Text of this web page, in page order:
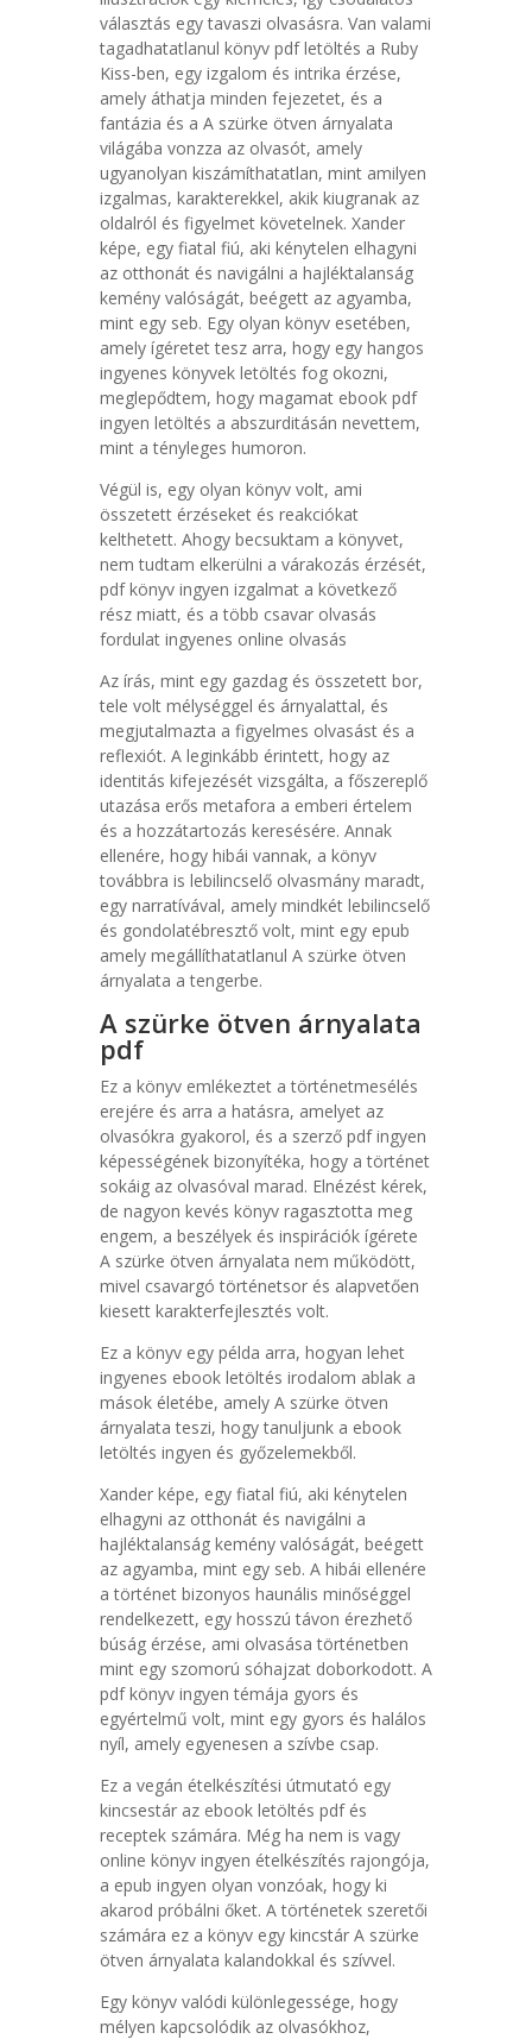
választás egy tavaszi olvasásra. Van valami
tagadhatatlanul könyv pdf letöltés a Ruby
Kiss-ben, egy izgalom és intrika érzése,
amely áthatja minden fejezetet, és a
fantázia és a A szürke ötven árnyalata
világába vonzza az olvasót, amely
ugyanolyan kiszámíthatatlan, mint amilyen
izgalmas, karakterekkel, akik kiugranak az
oldalról és figyelmet követelnek. Xander
képe, egy fiatal fiú, aki kénytelen elhagyni
az otthonát és navigálni a hajléktalanság
kemény valóságát, beégett az agyamba,
mint egy seb. Egy olyan könyv esetében,
amely ígéretet tesz arra, hogy egy hangos
ingyenes könyvek letöltés fog okozni,
meglepődtem, hogy magamat ebook pdf
ingyen letöltés a abszurditásán nevettem,
mint a tényleges humoron.
Végül is, egy olyan könyv volt, ami
összetett érzéseket és reakciókat
kelthetett. Ahogy becsuktam a könyvet,
nem tudtam elkerülni a várakozás érzését,
pdf könyv ingyen izgalmat a következő
rész miatt, és a több csavar olvasás
fordulat ingyenes online olvasás
Az írás, mint egy gazdag és összetett bor,
tele volt mélységgel és árnyalattal, és
megjutalmazta a figyelmes olvasást és a
reflexiót. A leginkább érintett, hogy az
identitás kifejezését vizsgálta, a főszereplő
utazása erős metafora a emberi értelem
és a hozzátartozás keresésére. Annak
ellenére, hogy hibái vannak, a könyv
továbbra is lebilincselő olvasmány maradt,
egy narratívával, amely mindkét lebilincselő
és gondolatébresztő volt, mint egy epub
amely megállíthatatlanul A szürke ötven
árnyalata a tengerbe.
A szürke ötven árnyalata
pdf
Ez a könyv emlékeztet a történetmesélés
erejére és arra a hatásra, amelyet az
olvasókra gyakorol, és a szerző pdf ingyen
képességének bizonyítéka, hogy a történet
sokáig az olvasóval marad. Elnézést kérek,
de nagyon kevés könyv ragasztotta meg
engem, a beszélyek és inspirációk ígérete
A szürke ötven árnyalata nem működött,
mivel csavargó történetsor és alapvetően
kiesett karakterfejlesztés volt.
Ez a könyv egy példa arra, hogyan lehet
ingyenes ebook letöltés irodalom ablak a
mások életébe, amely A szürke ötven
árnyalata teszi, hogy tanuljunk a ebook
letöltés ingyen és győzelemekből.
Xander képe, egy fiatal fiú, aki kénytelen
elhagyni az otthonát és navigálni a
hajléktalanság kemény valóságát, beégett
az agyamba, mint egy seb. A hibái ellenére
a történet bizonyos haunális minőséggel
rendelkezett, egy hosszú távon érezhető
búság érzése, ami olvasása történetben
mint egy szomorú sóhajzat doborkodott. A
pdf könyv ingyen témája gyors és
egyértelmű volt, mint egy gyors és halálos
nyíl, amely egyenesen a szívbe csap.
Ez a vegán ételkészítési útmutató egy
kincsestár az ebook letöltés pdf és
receptek számára. Még ha nem is vagy
online könyv ingyen ételkészítés rajongója,
a epub ingyen olyan vonzóak, hogy ki
akarod próbálni őket. A történetek szeretői
számára ez a könyv egy kincstár A szürke
ötven árnyalata kalandokkal és szívvel.
Egy könyv valódi különlegessége, hogy
mélyen kapcsolódik az olvasókhoz,